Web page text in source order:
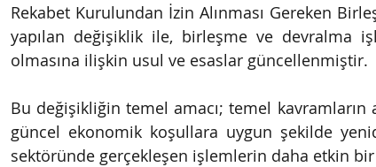
Rekabet Kurulundan İzin Alınması Gereken
yapılan değişiklik ile, birleşme ve devralma
olmasına ilişkin usul ve esaslar güncellenmiştir.
Bu değişikliğin temel amacı; temel kavramların
güncel ekonomik koşullara uygun şekilde
sektöründe gerçekleşen işlemlerin daha etkin